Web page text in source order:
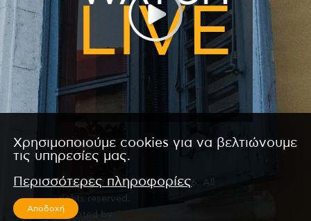
Copyright © 2026 by Kanali 6. All
rights reserved.
CReated by CReatures.
Χρησιμοποιούμε cookies για να βελτιώνουμε
τις υπηρεσίες μας.
Περισσότερες πληροφορίες
Αποδοχή